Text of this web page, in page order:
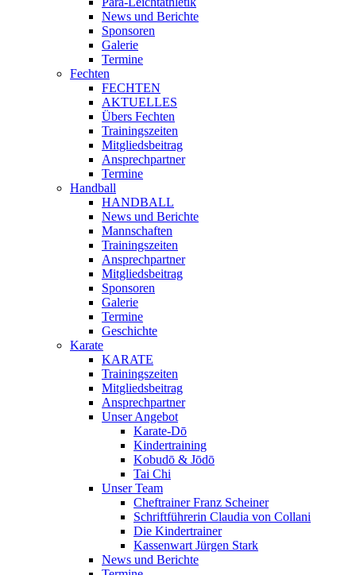
News und Berichte
Sponsoren
Galerie
Termine
Fechten
FECHTEN
AKTUELLES
Übers Fechten
Trainingszeiten
Mitgliedsbeitrag
Ansprechpartner
Termine
Handball
HANDBALL
News und Berichte
Mannschaften
Trainingszeiten
Ansprechpartner
Mitgliedsbeitrag
Sponsoren
Galerie
Termine
Geschichte
Karate
KARATE
Trainingszeiten
Mitgliedsbeitrag
Ansprechpartner
Unser Angebot
Karate-Dō
Kindertraining
Kobudō & Jōdō
Tai Chi
Unser Team
Cheftrainer Franz Scheiner
Schriftführerin Claudia von Collani
Die Kindertrainer
Kassenwart Jürgen Stark
News und Berichte